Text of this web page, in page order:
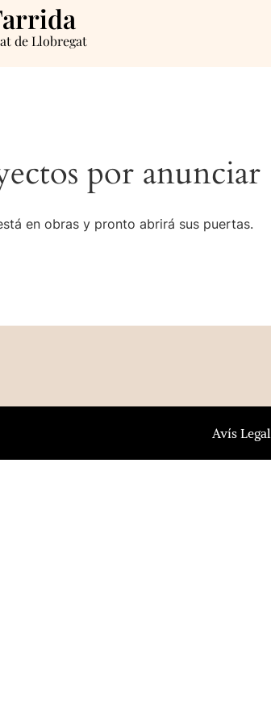
de Llobregat
por anunciar
en obras y pronto abrirá sus puertas.
Avís Legal